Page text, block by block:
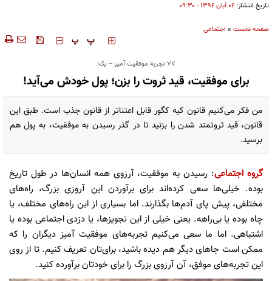
تاریخ انتشار: ۰۶ آبان ۱۳۹۶ - ۰۹:۳۰
صفحه نخست » اجتماعی
‍‍‍ پ پ
77 تجربه موفقیت آمیز – یک:
برای موفقیت، قید ثروت را بزن؛ پول خودش می‌آید!
من فکر می‌کنیم قانون کیه کگور قابل اعتناتر از قانون جذب است. طبق این
قانون، قید ثروتمند شدن را بزنید تا در گذر رسیدن به موفقیت، به پول هم
برسید.
گروه اجتماعی: رسیدن به موفقیت، آرزوی همه انسان‌ها در طول تاریخ
بوده. خیلی‌ها سعی کرده‌اند برای برآوردن این آروزی بزرگ، راه‌های
مختلفی، پیش پای آدم‌ها بگذارند. اما بسیاری از این راه‌های مختلف، یا
چاه بوده یا بی‌راهه. یعنی خیلی از این تجویزها، یا دزدی اجتماعی بوده یا
اشتباهی. اما ما سعی می‌کنیم تجربه‌های موفقیت آمیز دیگران را که
ممکن است جاهای دیگر هم دیده باشید، برای‌تان تعریف کنیم. تا از روی
این تجربه‌های موفق، آن آرزوی بزرگ را برای خودتان برآورده کنید.